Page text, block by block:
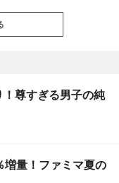
尊すぎる男子の純
増量！ファミマ夏の